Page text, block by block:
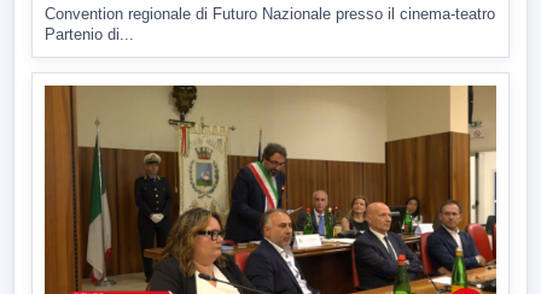
Convention regionale di Futuro Nazionale presso il cinema-teatro
Partenio di...